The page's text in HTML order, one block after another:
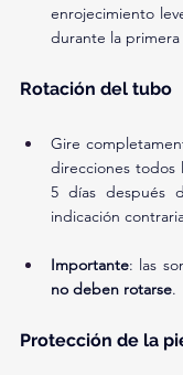
enrojecimiento
durante la primera
Rotación del tubo
Gire
direcciones todos
5 días después
indicación
Importante
no deben rotarse.
Protección de la